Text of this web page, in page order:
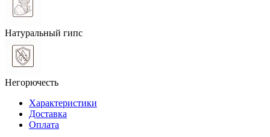
Натуральный гипс
Негорючесть
Характеристики
Доставка
Оплата